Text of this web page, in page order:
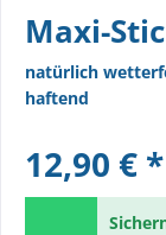
Maxi-
natürlich
haftend
12,90 € *